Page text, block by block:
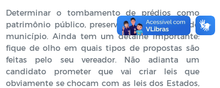
Determinar o tombamento de prédios como
patrimônio público, preservando a memória do
município. Ainda tem um detalhe importante:
fique de olho em quais tipos de propostas são
feitas pelo seu vereador. Não adianta um
candidato prometer que vai criar leis que
obviamente se chocam com as leis dos Estados,